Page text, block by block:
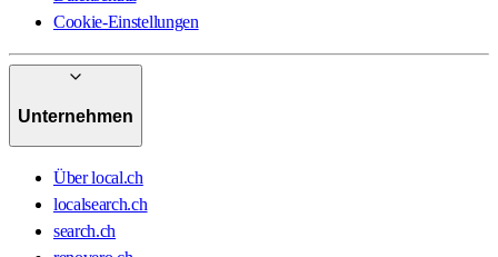
Cookie-Einstellungen
Unternehmen
Über local.ch
localsearch.ch
search.ch